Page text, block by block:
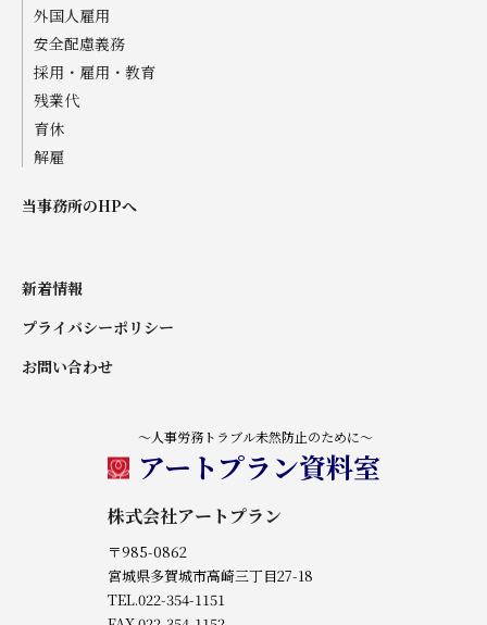
～人事労務トラブル未然防止のために～
アートプラン資料室
株式会社アートプラン
〒985-0862
宮城県多賀城市高崎三丁目27-18
TEL.022-354-1151
外国人雇用
安全配慮義務
採用・雇用・教育
残業代
育休
解雇
当事務所のHPへ
新着情報
プライバシーポリシー
お問い合わせ